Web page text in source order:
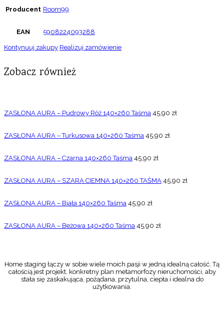
Producent Room99
EAN 5908224093288
Kontynuuj zakupy Realizuj zamówienie
Zobacz również
ZASŁONA AURA – Pudrowy Róż 140×260 Taśma 45,90 zł
ZASŁONA AURA – Turkusowa 140×260 Taśma 45,90 zł
ZASŁONA AURA – Czarna 140×260 Taśma 45,90 zł
ZASŁONA AURA – SZARA CIEMNA 140×260 TAŚMA 45,90 zł
ZASŁONA AURA – Biała 140×260 Taśma 45,90 zł
ZASŁONA AURA – Beżowa 140×260 Taśma 45,90 zł
Home staging łączy w sobie wiele moich pasji w jedną idealną całość. Tą
całością jest projekt, konkretny plan metamorfozy nieruchomości, aby
stała się zaskakująca, pożądana, przytulna, ciepła i idealna do
użytkowania.